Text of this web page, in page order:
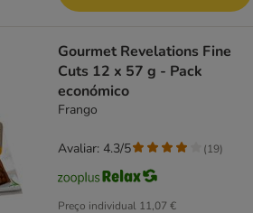
Gourmet Revelations Fine
Cuts 12 x 57 g - Pack
económico
Frango
Preço individual 11,07 €
Avaliar: 4.3/5 (19)